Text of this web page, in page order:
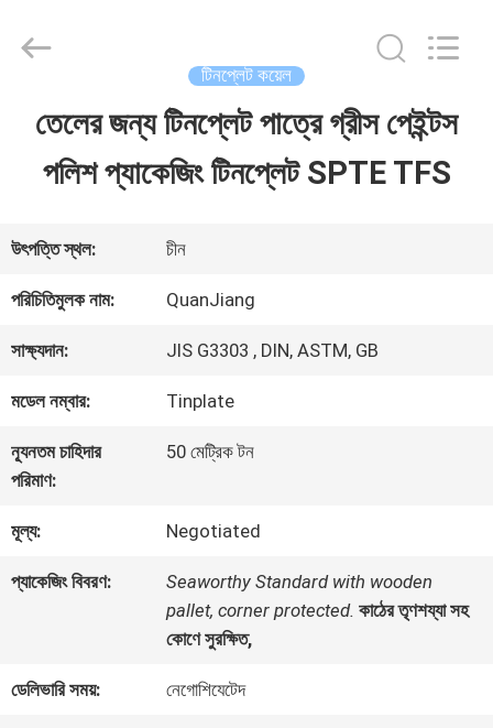
বাড়ি
ভিডিও
আমাদের
সম্পর্কে
ভ্রমণ
নিয়ন্ত্রণ
METAL
টিনপ্লেট কয়েল
তেলের জন্য টিনপ্লেট পাত্রে গ্রীস পেইন্টস
পলিশ প্যাকেজিং টিনপ্লেট SPTE TFS
উৎপত্তি স্থল: চীন
পরিচিতিমুলক নাম: QuanJiang
সাক্ষ্যদান: JIS G3303 , DIN, ASTM, GB
মডেল নম্বার: Tinplate
ন্যূনতম চাহিদার
পরিমাণ:
50 মেট্রিক টন
মূল্য: Negotiated
প্যাকেজিং বিবরণ:
Seaworthy Standard with wooden
pallet, corner protected. কাঠের তৃণশয্যা সহ
কোণে সুরক্ষিত,
ডেলিভারি সময়: নেগোশিযেটেদ